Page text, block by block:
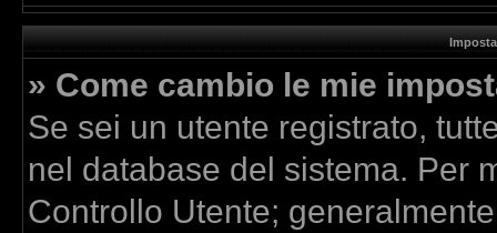
» Come cambio le mie
Se sei un utente registrato,
nel database del sistema. Per
Controllo Utente;